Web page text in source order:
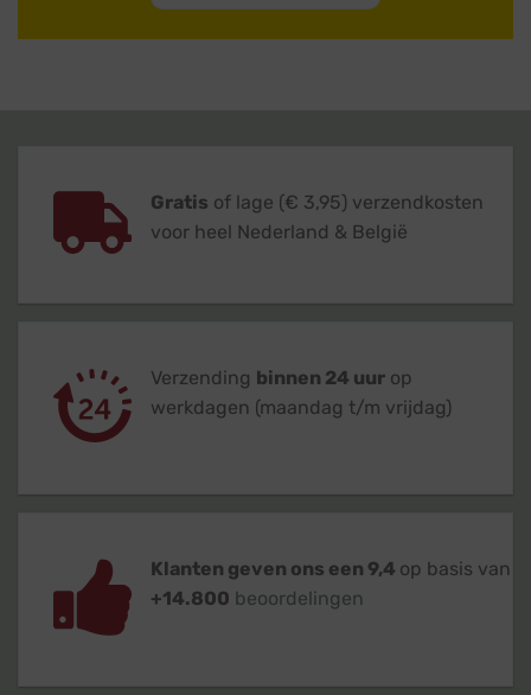
Gratis of lage (€ 3,95) verzendkosten
voor heel Nederland & België
Verzending binnen 24 uur op
werkdagen (maandag t/m vrijdag)
Klanten geven ons een 9,4 op basis van
+14.800 beoordelingen